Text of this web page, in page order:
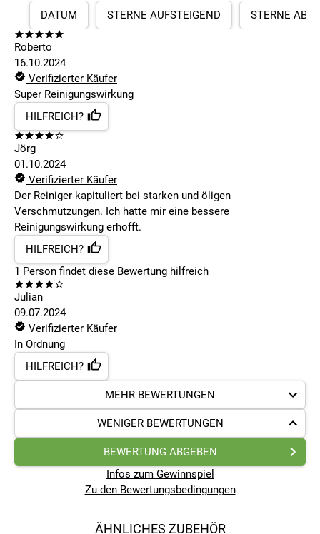
DATUM
STERNE AUFSTEIGEND STERNE
Roberto
16.10.2024
Verifizierter Käufer
Super Reinigungswirkung
HILFREICH?
Jörg
01.10.2024
Verifizierter Käufer
Der Reiniger kapituliert bei starken und öligen
Verschmutzungen. Ich hatte mir eine bessere
Reinigungswirkung erhofft.
HILFREICH?
1 Person findet diese Bewertung hilfreich
Julian
09.07.2024
Verifizierter Käufer
In Ordnung
HILFREICH?
MEHR BEWERTUNGEN
WENIGER BEWERTUNGEN
BEWERTUNG ABGEBEN
Infos zum Gewinnspiel
Zu den Bewertungsbedingungen
ÄHNLICHES ZUBEHÖR